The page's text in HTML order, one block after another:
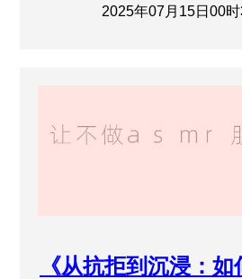
2025年07月15日00
《从抗拒到沉浸：